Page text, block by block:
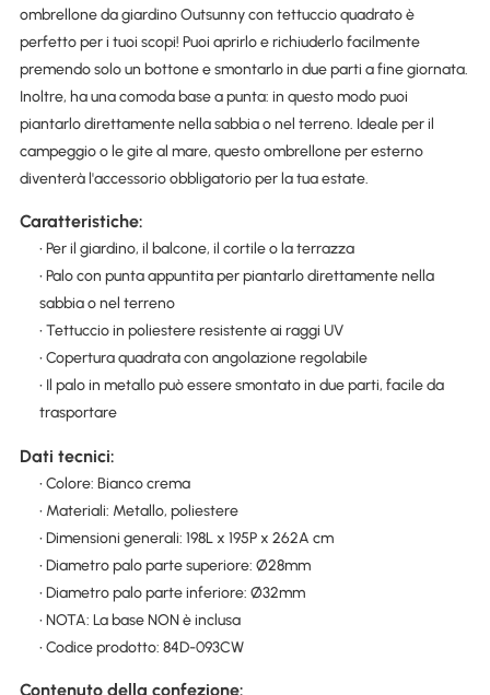
ombrellone da giardino Outsunny con tettuccio quadrato è
perfetto per i tuoi scopi! Puoi aprirlo e richiuderlo facilmente
premendo solo un bottone e smontarlo in due parti a fine giornata.
Inoltre, ha una comoda base a punta: in questo modo puoi
piantarlo direttamente nella sabbia o nel terreno. Ideale per il
campeggio o le gite al mare, questo ombrellone per esterno
diventerà l'accessorio obbligatorio per la tua estate.
Caratteristiche:
• Per il giardino, il balcone, il cortile o la terrazza
• Palo con punta appuntita per piantarlo direttamente nella
sabbia o nel terreno
• Tettuccio in poliestere resistente ai raggi UV
• Copertura quadrata con angolazione regolabile
• Il palo in metallo può essere smontato in due parti, facile da
trasportare
Dati tecnici:
• Colore: Bianco crema
• Materiali: Metallo, poliestere
• Dimensioni generali: 198L x 195P x 262A cm
• Diametro palo parte superiore: Ø28mm
• Diametro palo parte inferiore: Ø32mm
• NOTA: La base NON è inclusa
• Codice prodotto: 84D-093CW
Contenuto della confezione: